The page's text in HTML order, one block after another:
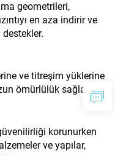
geometrileri,
en aza indirir ve
ve titreşim yüklerine
ömürlülük sağlar.
korunurken
ve yapılar,